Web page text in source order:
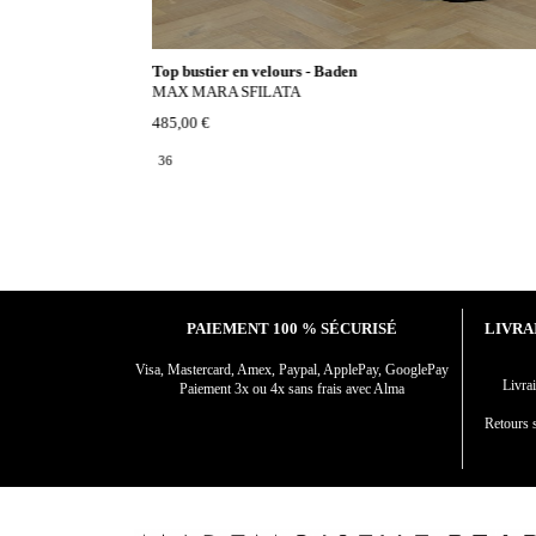
Top bustier en velours - Baden
MAX MARA SFILATA
485,00 €
36
PAIEMENT 100 % SÉCURISÉ
Visa, Mastercard, Amex, Paypal, ApplePay, GooglePay
Paiement 3x ou 4x sans frais avec Alma
Retours